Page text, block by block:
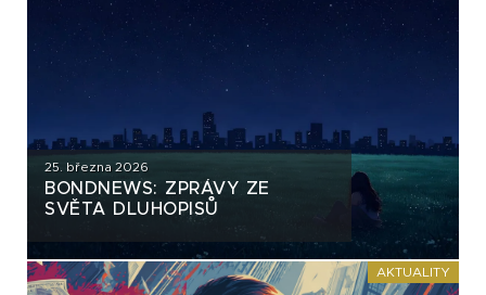
25. března 2026
BONDNEWS: ZPRÁVY ZE
SVĚTA DLUHOPISŮ
AKTUALITY